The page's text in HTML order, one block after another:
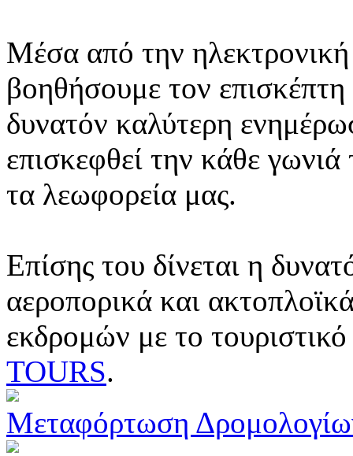
Μέσα από την ηλεκτρονική
βοηθήσουμε τον
δυνατόν καλύτερη
επισκεφθεί την κάθε
τα λεωφορεία μας.
Επίσης του δίνεται η
αεροπορικά και
εκδρομών με το
TOURS.
Μεταφόρτωση